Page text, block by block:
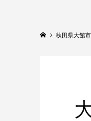
秋田県大館